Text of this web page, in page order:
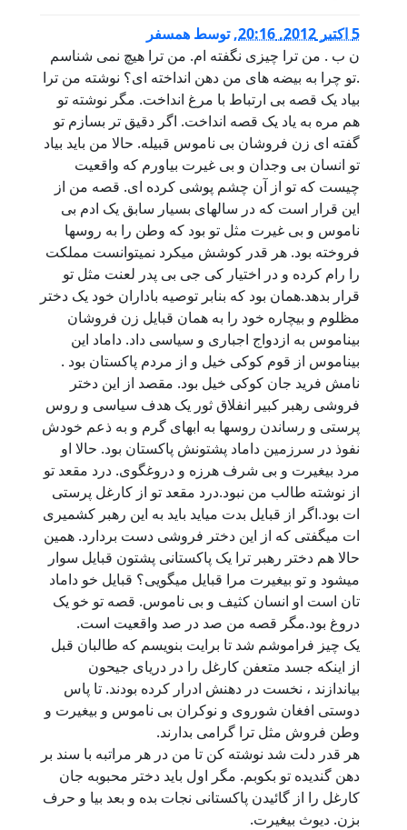
5 اكتبر 2012, 20:16 ,توسط همسفر
ن ب . من ترا چیزی نگفته ام. من ترا هیچ نمی شناسم
.تو چرا به بیضه های من دهن انداخته ای؟ نوشته من ترا
بیاد یک قصه بی ارتباط با مرغ انداخت. مگر نوشته تو
هم مره به یاد یک قصه انداخت. اگر دقیق تر بسازم تو
گفته ای زن فروشان بی ناموس قبیله. حالا من باید بیاد
تو انسان بی وجدان و بی غیرت بیاورم که واقعیت
چیست که تو از آن چشم پوشی کرده ای. قصه من از
این قرار است که در سالهای بسیار سابق یک ادم بی
ناموس و بی غیرت مثل تو بود که وطن را به روسها
فروخته بود. هر قدر کوشش میکرد نمیتوانست مملکت
را رام کرده و در اختیار کی جی بی پدر لعنت مثل تو
قرار بدهد.همان بود که بنابر توصیه باداران خود یک دختر
مظلوم و بیچاره خود را به همان قبایل زن فروشان
بیناموس به ازدواج اجباری و سیاسی داد. داماد این
بیناموس از قوم کوکی خیل و از مردم پاکستان بود .
نامش فرید جان کوکی خیل بود. مقصد از این دختر
فروشی رهبر کبیر انفلاق ثور یک هدف سیاسی و روس
پرستی و رساندن روسها به ابهای گرم و به ذعم خودش
نفوذ در سرزمین داماد پشتونش پاکستان بود. حالا او
مرد بیغیرت و بی شرف هرزه و دروغگوی. درد مقعد تو
از نوشته طالب من نبود.درد مقعد تو از کارغل پرستی
ات بود.اگر از قبایل بدت میاید باید به این رهبر کشمیری
ات میگفتی که از این دختر فروشی دست بردارد. همین
حالا هم دختر رهبر ترا یک پاکستانی پشتون قبایل سوار
میشود و تو بیغیرت مرا قبایل میگویی؟ قبایل خو داماد
تان است او انسان کثیف و بی ناموس. قصه تو خو یک
دروغ بود.مگر قصه من صد در صد واقعیت است.
یک چیز فراموشم شد تا برایت بنویسم که طالبان قبل
از اینکه جسد متعفن کارغل را در دریای جیحون
بیاندازند ، نخست در دهنش ادرار کرده بودند. تا پاس
دوستی افغان شوروی و نوکران بی ناموس و بیغیرت و
وطن فروش مثل ترا گرامی بدارند.
هر قدر دلت شد نوشته کن تا من در هر مراتبه با سند بر
دهن گندیده تو بکوبم. مگر اول باید دختر محبوبه جان
کارغل را از گائیدن پاکستانی نجات بده و بعد بیا و حرف
بزن. دیوث بیغیرت.